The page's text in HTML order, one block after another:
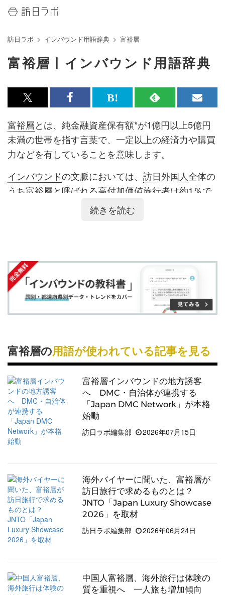
訪日ラボ インバウンド用語辞典 富裕層
富裕層 | インバウンド用語辞典
x<br>
で
記
事
シ
ェ
Facebook<br>
で
記
事
シ
ェ
は
て
な
ブ
ク
マ
ー
追
加
RSS
で
記
事
購
読
メ
ル
マ
録
す
富裕層とは、純金融資産保有額*が1億円以上5億円
未満の世帯を指す言葉で、一定以上の経済力や購買
力などを有していることを意味します。
インバウンドの文脈においては、 訪日外国人全体の
うち富裕層と呼ばれる高付加価値旅行者は約1％で
すが、消費額は約14％を占めています。また大都市
圏への訪問が多数を占めており、地方への誘客が課
高く、地域産業の活性化や文化・
などの維持に
も寄与するため、富裕層向けの プロモーション
などの施策が求められます。
<関連記事>
2024年に富裕層旅行市場が22兆円に 求める観光コ
ンテンツとは
続きを読む
富裕層の用語が使われている記事を見る
富裕層インバウンドの地方誘客
へ DMC・自治体が連携する
「Japan DMC Network」が本格
始動
訪日ラボ編集部
2026年07月15日
海外バイヤーに聞いた、富裕層が
訪日旅行で求めるものとは？
JNTO「Japan Luxury Showcase
2026」を取材
訪日ラボ編集部
2026年06月24日
中国人富裕層、海外旅行は体験の
質を重視へ 一人旅も増加傾向